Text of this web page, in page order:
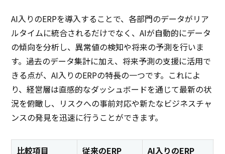
AI入りのERPを導入することで、各部門のデータがリア
ルタイムに統合されるだけでなく、AIが自動的にデータ
の傾向を分析し、異常値の検知や将来の予測を行いま
す。過去のデータ集計に加え、将来予測の支援に活用で
きる点が、AI入りのERPの特長の一つです。これによ
り、経営層は直感的なダッシュボードを通じて最新の状
況を俯瞰し、リスクへの事前対応や新たなビジネスチャ
ンスの発見を迅速に行うことができます。
比較項目 従来のERP
AI入りのERP